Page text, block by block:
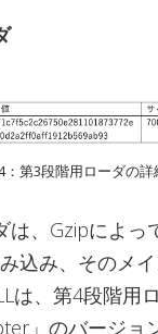
：第3段階用ローダの詳
は、Gzipによっ
込み、そのメ
は、第4段階用
」のバージョ